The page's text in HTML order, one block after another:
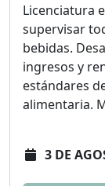
Licenciatura
supervisar
bebidas.
ingresos y
estándares
alimentaria.
3 DE